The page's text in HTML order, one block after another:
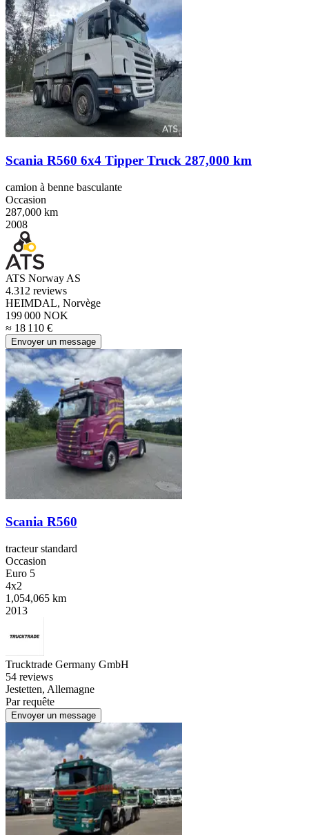
Scania R560 6x4 Tipper Truck 287,000 km
camion à benne basculante
Occasion
287,000 km
2008
ATS Norway AS
4.312 reviews
HEIMDAL, Norvège
199 000 NOK
≈ 18 110 €
Envoyer un message
Scania R560
tracteur standard
Occasion
Euro 5
4x2
1,054,065 km
2013
Trucktrade Germany GmbH
54 reviews
Jestetten, Allemagne
Par requête
Envoyer un message